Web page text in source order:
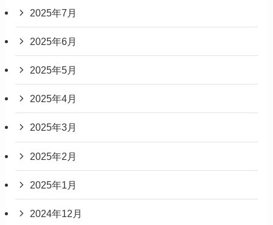
2025年7月
2025年6月
2025年5月
2025年4月
2025年3月
2025年2月
2025年1月
2024年12月